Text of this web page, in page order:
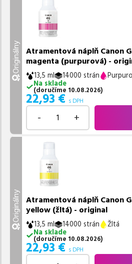
Originálny Atramentová náplň Canon
magenta (purpurová) -
13,5 ml 14000 strán
Na sklade
(doručíme 10.08.2026)
22,93 € s DPH
- +
Originálny Atramentová náplň Canon
yellow (žltá) - original
13,5 ml 14000 strán
Žltá
Na sklade
(doručíme 10.08.2026)
22,93 € s DPH